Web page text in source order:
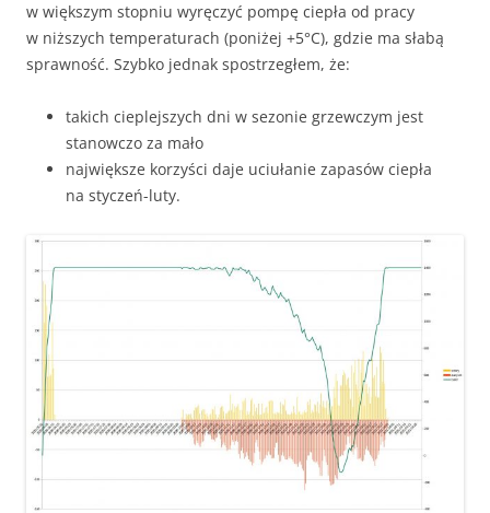
w większym stopniu wyręczyć pompę ciepła od pracy
w niższych temperaturach (poniżej +5°C), gdzie ma słabą
sprawność. Szybko jednak spostrzegłem, że:
takich cieplejszych dni w sezonie grzewczym jest
stanowczo za mało
największe korzyści daje uciułanie zapasów ciepła
na styczeń-luty.